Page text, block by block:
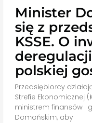
Minister
się z
KSSE. O
polskiej
Przedsiębiorcy
Strefie Ekonomicznej
ministrem finansów i
Domańskim, aby